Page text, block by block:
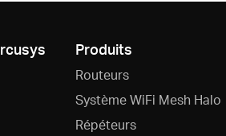
Produits
Routeurs
Système WiFi Mesh Halo
Répéteurs